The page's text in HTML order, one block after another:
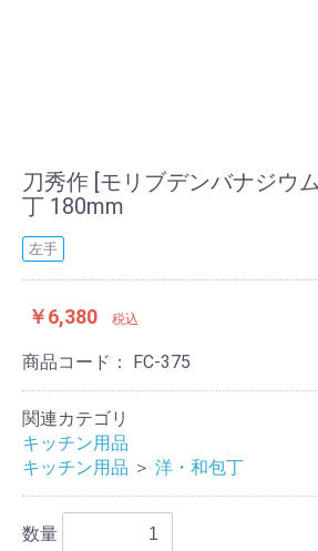
刀秀作 [モリブデンバナジウ
丁 180mm
左手
￥6,380 税込
商品コード： FC-375
関連カテゴリ
キッチン用品
キッチン用品 ＞ 洋・和包丁
数量